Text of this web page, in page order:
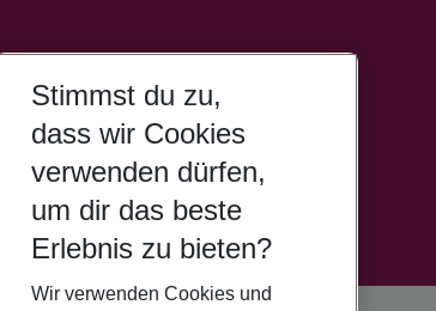
Stimmst du zu,
dass wir Cookies
verwenden dürfen,
um dir das beste
Erlebnis zu bieten?
Wir verwenden Cookies und